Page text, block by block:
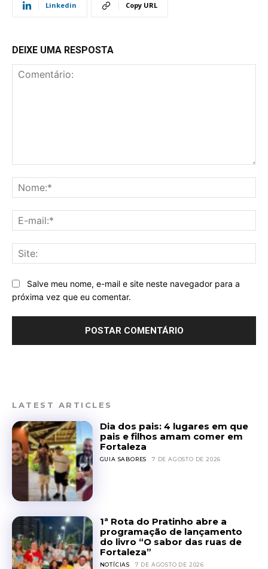
Linkedin Copy URL
DEIXE UMA RESPOSTA
Salve meu nome, e-mail e site neste navegador para a
próxima vez que eu comentar.
LATEST ARTICLES
Dia dos pais: 4 lugares em que
pais e filhos amam comer em
Fortaleza
GUIA SABORES 7 DE AGOSTO DE 2026
1ª Rota do Pratinho abre a
programação de lançamento
do livro “O sabor das ruas de
Fortaleza”
NOTÍCIAS 7 DE AGOSTO DE 2026